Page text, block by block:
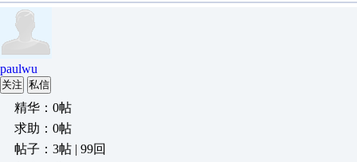
paulwu
关注 私信
精华：0帖
求助：0帖
帖子：3帖 | 99回